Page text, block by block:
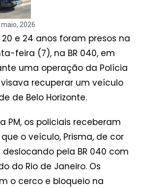
maio, 2026
e 24 anos foram presos na
feira (7), na BR 040, em
uma operação da Polícia
visava recuperar um veículo
de Belo Horizonte.
PM, os policiais receberam
o veículo, Prisma, de cor
pela BR 040 com
do Rio de Janeiro. Os
o cerco e bloqueio na